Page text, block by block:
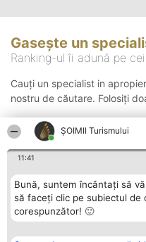
ȘOIMII Turismului
11:41
Bună, suntem încântați să
să faceți clic pe subiectul de
corespunzător! 🙂
Gasește un
Ranking-ul îi adună pe
Cauți un specialist in
nostru de căutare. Folosiți